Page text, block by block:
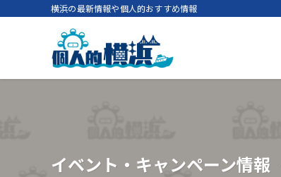
横浜の最新情報や個人的おすすめ情報
イベント・キャンペーン情報